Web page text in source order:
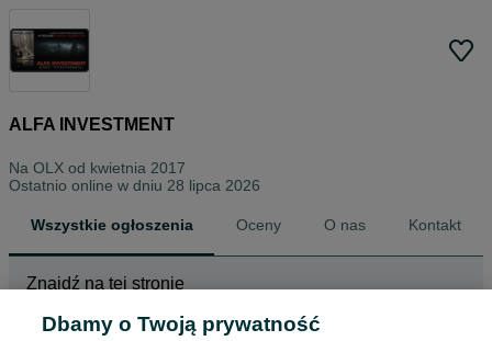
ALFA INVESTMENT
Na OLX od kwietnia 2017
Ostatnio online w dniu 28 lipca 2026
Wszystkie ogłoszenia Oceny O nas Kontakt
Znajdź na tej stronie
Dbamy o Twoją prywatność